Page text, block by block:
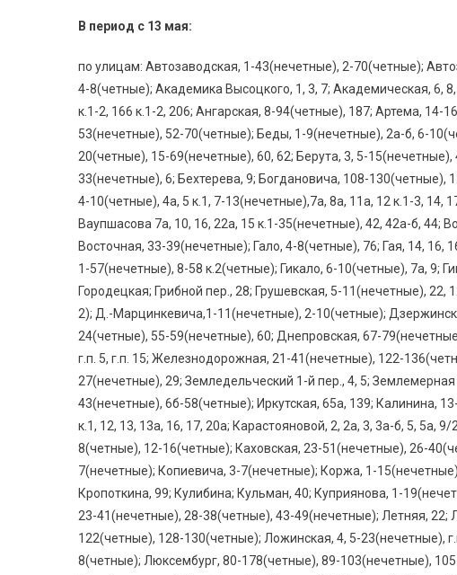
В период с 13 мая:
по улицам: Автозаводская, 1-43(нечетные), 2-70(четные);
4-8(четные); Академика Высоцкого, 1, 3, 7; Академическая, 6,
к.1-2, 166 к.1-2, 206; Ангарская, 8-94(четные), 187; Артема, 14-
53(нечетные), 52-70(четные); Беды, 1-9(нечетные), 2а-б, 6-
20(четные), 15-69(нечетные), 60, 62; Берута, 3, 5-
33(нечетные), 6; Бехтерева, 9; Богдановича, 108-130(четные),
4-10(четные), 4а, 5 к.1, 7-13(нечетные),7а, 8а, 11а, 12 к.1-3, 14,
Ваупшасова 7а, 10, 16, 22а, 15 к.1-35(нечетные), 42, 42а-б, 44;
Восточная, 33-39(нечетные); Гало, 4-8(четные), 76; Гая, 14, 16,
1-57(нечетные), 8-58 к.2(четные); Гикало, 6-10(четные), 7а, 9;
Городецкая; Грибной пер., 28; Грушевская, 5-11(нечетные),
2); Д.-Марцинкевича,1-11(нечетные), 2-10(четные);
24(четные), 55-59(нечетные), 60; Днепровская, 67-
г.п. 5, г.п. 15; Железнодорожная, 21-41(нечетные), 122-
27(нечетные), 29; Земледельческий 1-й пер., 4, 5; Землемерная
43(нечетные), 6б-58(четные); Иркутская, 65а, 139; Калинина,
к.1, 12, 13, 13а, 16, 17, 20а; Карастояновой, 2, 2а, 3, 3а-б, 5, 5а,
8(четные), 12-16(четные); Каховская, 23-51(нечетные), 26-
7(нечетные); Копиевича, 3-7(нечетные); Коржа, 1-
Кропоткина, 99; Кулибина; Кульман, 40; Куприянова, 1-
23-41(нечетные), 28-38(четные), 43-49(нечетные); Летняя, 22;
122(четные), 128-130(четные); Ложинская, 4, 5-23(нечетные),
8(четные); Люксембург, 80-178(четные), 89-103(нечетные),